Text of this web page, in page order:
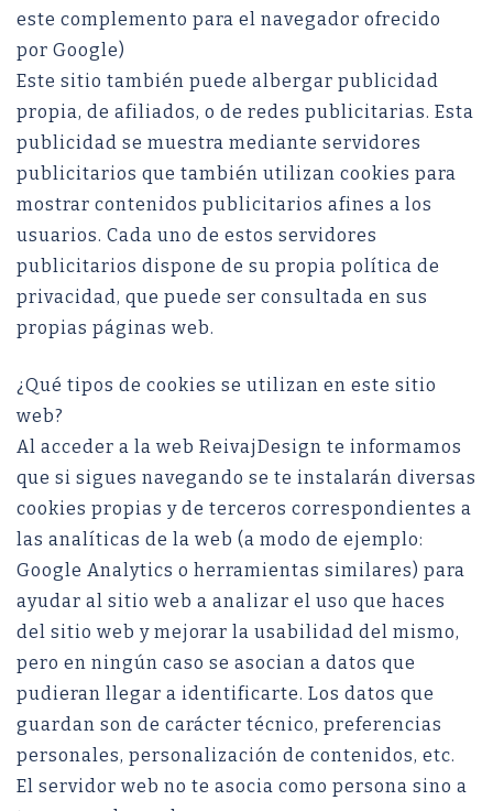
este complemento para el navegador ofrecido
por Google)
Este sitio también puede albergar publicidad
propia, de afiliados, o de redes publicitarias. Esta
publicidad se muestra mediante servidores
publicitarios que también utilizan cookies para
mostrar contenidos publicitarios afines a los
usuarios. Cada uno de estos servidores
publicitarios dispone de su propia política de
privacidad, que puede ser consultada en sus
propias páginas web.
¿Qué tipos de cookies se utilizan en este sitio
web?
Al acceder a la web ReivajDesign te informamos
que si sigues navegando se te instalarán diversas
cookies propias y de terceros correspondientes a
las analíticas de la web (a modo de ejemplo:
Google Analytics o herramientas similares) para
ayudar al sitio web a analizar el uso que haces
del sitio web y mejorar la usabilidad del mismo,
pero en ningún caso se asocian a datos que
pudieran llegar a identificarte. Los datos que
guardan son de carácter técnico, preferencias
personales, personalización de contenidos, etc.
El servidor web no te asocia como persona sino a